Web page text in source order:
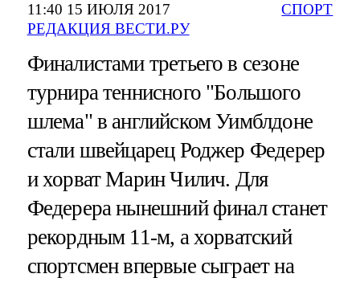
11:40 15 ИЮЛЯ 2017
РЕДАКЦИЯ ВЕСТИ.РУ
СПОРТ
Финалистами третьего в сезоне
турнира теннисного "Большого
шлема" в английском Уимблдоне
стали швейцарец Роджер Федерер
и хорват Марин Чилич. Для
Федерера нынешний финал станет
рекордным 11-м, а хорватский
спортсмен впервые сыграет на